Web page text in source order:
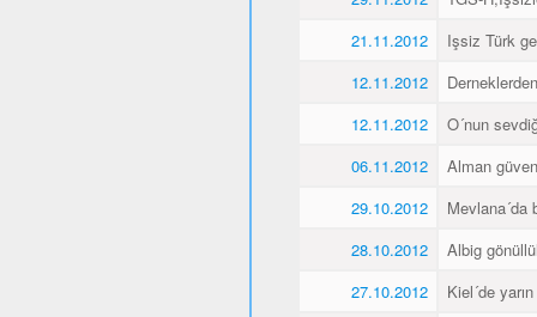
21.11.2012
Işsiz Türk
12.11.2012
12.11.2012
O´nun
06.11.2012
Alman
29.10.2012
Mevlana´da
28.10.2012
Albig
27.10.2012
Kiel´de